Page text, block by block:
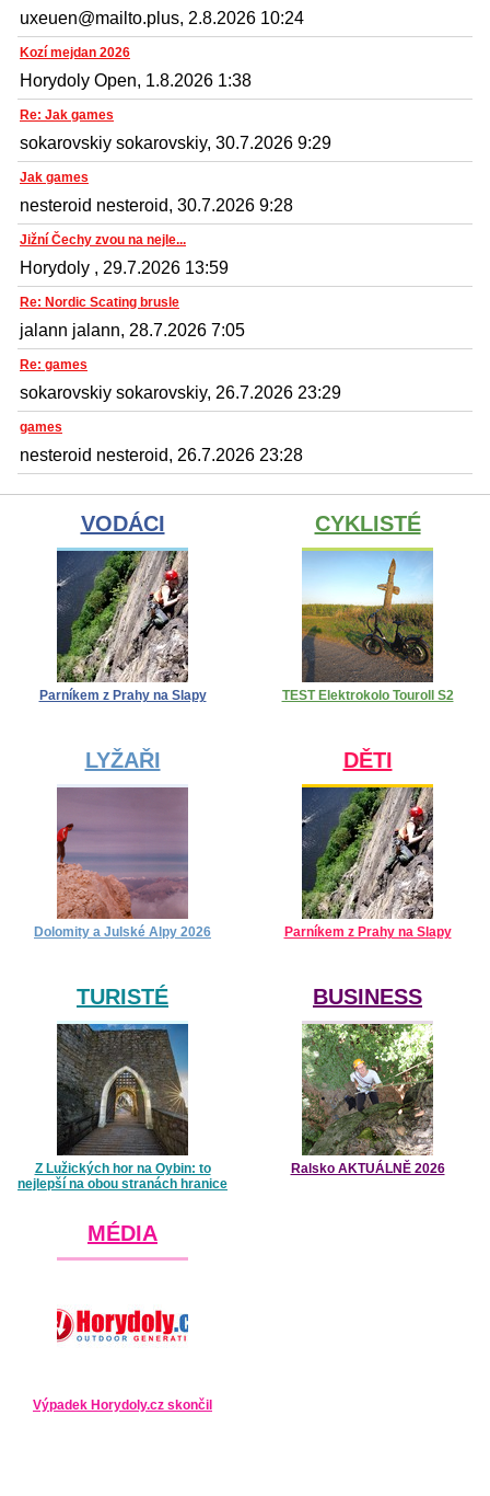
uxeuen@mailto.plus, 2.8.2026 10:24
Kozí mejdan 2026
Horydoly Open, 1.8.2026 1:38
Re: Jak games
sokarovskiy sokarovskiy, 30.7.2026 9:29
Jak games
nesteroid nesteroid, 30.7.2026 9:28
Jižní Čechy zvou na nejle...
Horydoly , 29.7.2026 13:59
Re: Nordic Scating brusle
jalann jalann, 28.7.2026 7:05
Re: games
sokarovskiy sokarovskiy, 26.7.2026 23:29
games
nesteroid nesteroid, 26.7.2026 23:28
VODÁCI
Parníkem z Prahy na Slapy
CYKLISTÉ
TEST Elektrokolo Touroll S2
LYŽAŘI
Dolomity a Julské Alpy 2026
DĚTI
Parníkem z Prahy na Slapy
TURISTÉ
Z Lužických hor na Oybin: to
nejlepší na obou stranách hranice
BUSINESS
Ralsko AKTUÁLNĚ 2026
MÉDIA
Výpadek Horydoly.cz skončil